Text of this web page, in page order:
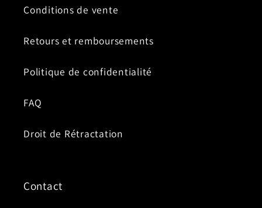
Conditions de vente
Retours et remboursements
Politique de confidentialité
FAQ
Droit de Rétractation
Contact